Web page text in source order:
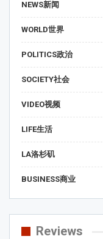
NEWS新闻
WORLD世界
POLITICS政治
SOCIETY社会
VIDEO视频
LIFE生活
LA洛杉矶
BUSINESS商业
Reviews